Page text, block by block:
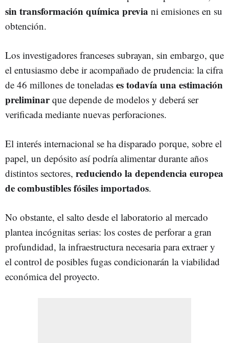
sin transformación química previa ni emisiones en su
obtención.
Los investigadores franceses subrayan, sin embargo, que
el entusiasmo debe ir acompañado de prudencia: la cifra
de 46 millones de toneladas es todavía una estimación
preliminarque depende de modelos y deberá ser
verificada mediante nuevas perforaciones.
El interés internacional se ha disparado porque, sobre el
papel, un depósito así podría alimentar durante años
distintos sectores, reduciendo la dependencia europea
de combustibles fósiles importados.
No obstante, el salto desde el laboratorio al mercado
plantea incógnitas serias: los costes de perforar a gran
profundidad, la infraestructura necesaria para extraer y
el control de posibles fugas condicionarán la viabilidad
económica del proyecto.